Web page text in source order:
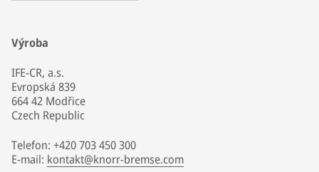
Výroba
IFE-CR, a.s.
Evropská 839
664 42 Modřice
Czech Republic
Telefon: +420 703 450 300
E-mail: kontakt@knorr-bremse.com